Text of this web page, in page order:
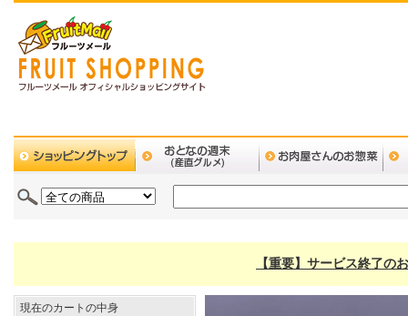
【重要】サービス終了の
現在のカートの中身